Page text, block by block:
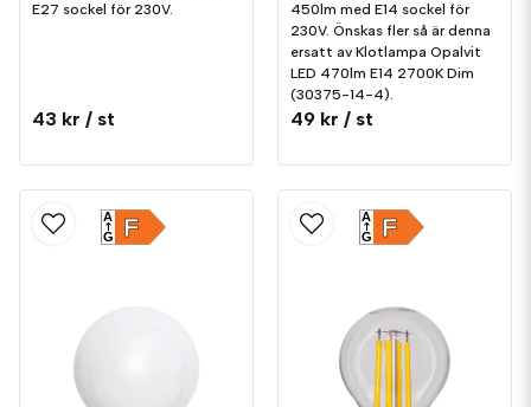
E27 sockel för 230V.
43 kr / st
450lm med E14 sockel för
230V. Önskas fler så är denna
ersatt av Klotlampa Opalvit
LED 470lm E14 2700K Dim
(30375-14-4).
49 kr / st
F
A
G F
A
G